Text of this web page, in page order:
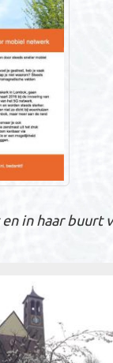
en in haar buurt